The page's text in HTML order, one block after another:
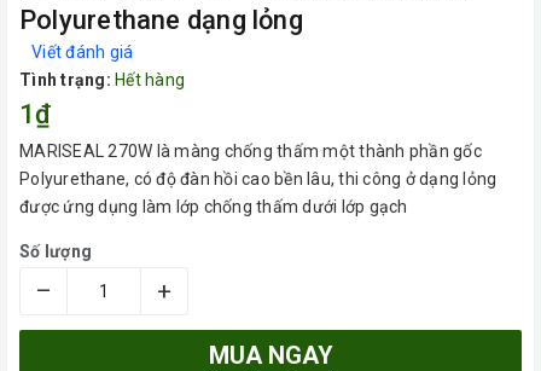
Polyurethane dạng lỏng
Viết đánh giá
Tình trạng: Hết hàng
1₫
MARISEAL 270W là màng chống thấm một thành phần gốc
Polyurethane, có độ đàn hồi cao bền lâu, thi công ở dạng lỏng
được ứng dụng làm lớp chống thấm dưới lớp gạch
Số lượng
– +
MUA NGAY